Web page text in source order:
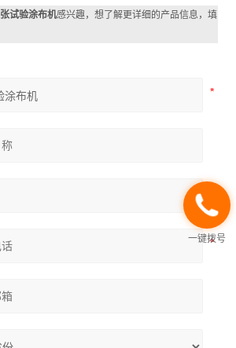
试验涂布机感兴趣，想了解更详细的产品信息，填
一键拨号